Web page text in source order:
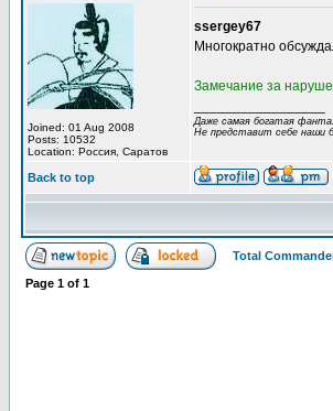
Joined: 01 Aug 2008
Posts: 10532
Location: Россия, Саратов
ssergey67
Многократно
Замечание за
Даже самая богатая
Не представит себе наши
Back to top
Total
Page 1 of 1